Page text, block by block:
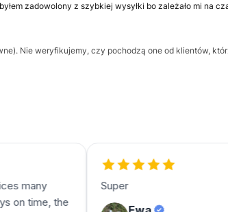
zadowolony z szybkiej wysyłki bo zależało mi na
Nie weryfikujemy, czy pochodzą one od klientów,